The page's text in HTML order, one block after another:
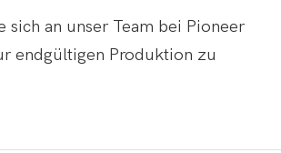
sich an unser Team bei Pioneer
endgültigen Produktion zu